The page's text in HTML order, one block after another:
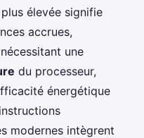
élevée signifie
accrues,
une
du processeur,
énergétique
modernes intègrent